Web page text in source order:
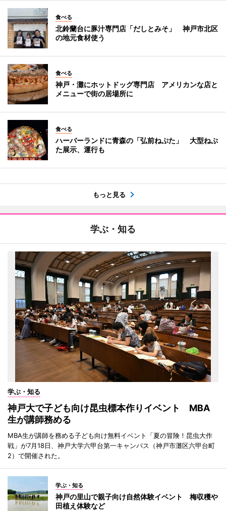
食べる
北鈴蘭台に豚汁専門店「だしとみそ」 神戸市北区
の地元食材使う
食べる
神戸・灘にホットドッグ専門店 アメリカンな店と
メニューで街の居場所に
食べる
ハーバーランドに青森の「弘前ねぷた」 大型ねぷ
た展示、運行も
もっと見る
学ぶ・知る
学ぶ・知る
神戸大で子ども向け昆虫標本作りイベント MBA
生が講師務める
MBA生が講師を務める子ども向け無料イベント「夏の冒険！昆虫大作
戦」が7月18日、神戸大学六甲台第一キャンパス（神戸市灘区六甲台町
2）で開催された。
学ぶ・知る
神戸の里山で親子向け自然体験イベント 梅収穫や
田植え体験など